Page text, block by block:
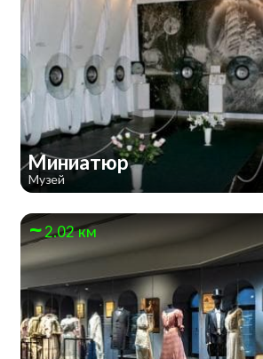
Миниатюр
Музей
2.02 км